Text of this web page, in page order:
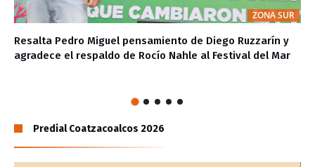
ZONA SUR
Resalta Pedro Miguel pensamiento de Diego Ruzzarín y
agradece el respaldo de Rocío Nahle al Festival del Mar
Predial Coatzacoalcos 2026